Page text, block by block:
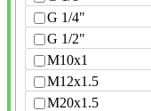
G 1/4"
G 1/2"
M10x1
M12x1.5
M20x1.5